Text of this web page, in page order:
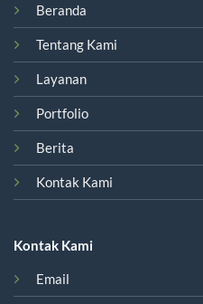
Beranda
Tentang Kami
Layanan
Portfolio
Berita
Kontak Kami
Kontak Kami
Email